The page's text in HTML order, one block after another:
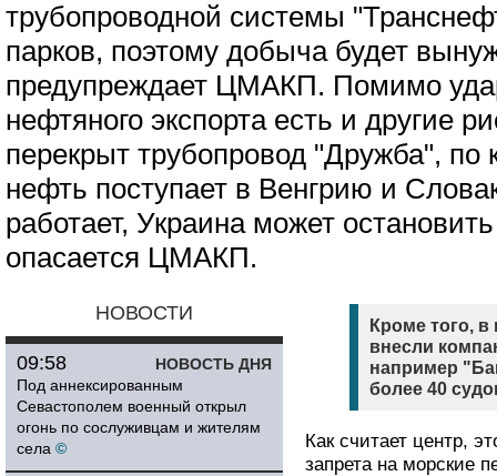
трубопроводной системы
парков, поэтому добыча будет
предупреждает ЦМАКП. Помимо
нефтяного экспорта есть и другие
перекрыт трубопровод "Дружба", по
нефть поступает в Венгрию и
работает, Украина может
опасается ЦМАКП.
НОВОСТИ
НОВОСТЬ ДНЯ
09:58
Под аннексированным
Севастополем военный открыл
огонь по сослуживцам и жителям
села ©
Кроме того, в
внесли
например
более 40
Как считает центр,
запрета на морские